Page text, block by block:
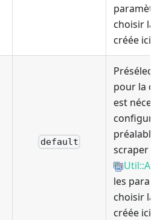
choisir la
créée ici
default
pour la
est
scraper
les
choisir la
créée ici